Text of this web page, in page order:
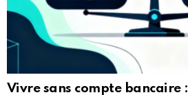
Vivre sans compte bancaire